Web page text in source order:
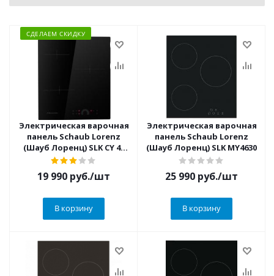
СДЕЛАЕМ СКИДКУ
Электрическая варочная
панель Schaub Lorenz
(Шауб Лоренц) SLK CY 42
H1
19 990 руб./шт
В корзину
Электрическая варочная
панель Schaub Lorenz
(Шауб Лоренц) SLK MY4630
25 990 руб./шт
В корзину